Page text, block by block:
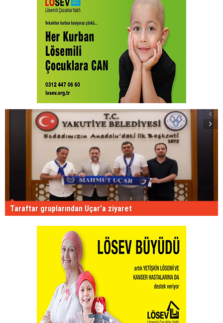
Taraftar gruplarından Uçar'a ziyaret